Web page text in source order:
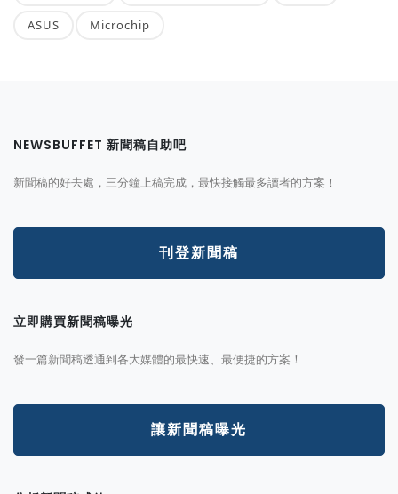
ASUS Microchip
NEWSBUFFET 新聞稿自助吧
新聞稿的好去處，三分鐘上稿完成，最快接觸最多讀者的方案！
刊登新聞稿
立即購買新聞稿曝光
發一篇新聞稿透通到各大媒體的最快速、最便捷的方案！
讓新聞稿曝光